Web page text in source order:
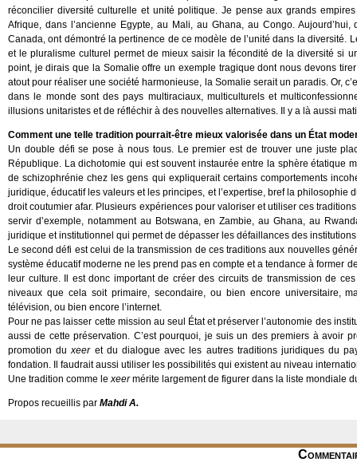
réconcilier diversité culturelle et unité politique. Je pense aux grands
Afrique, dans l’ancienne Egypte, au Mali, au Ghana, au Congo.
Canada, ont démontré la pertinence de ce modèle de l’unité dans la diversité.
et le pluralisme culturel permet de mieux saisir la fécondité de la diversité si
point, je dirais que la Somalie offre un exemple tragique dont nous devons
atout pour réaliser une société harmonieuse, la Somalie serait un paradis. Or,
dans le monde sont des pays multiraciaux, multiculturels et
illusions unitaristes et de réfléchir à des nouvelles alternatives. Il y a là aussi
Comment une telle tradition pourrait-être mieux valorisée dans un État
Un double défi se pose à nous tous. Le premier est de trouver une juste
République. La dichotomie qui est souvent instaurée entre la sphère étatique
de schizophrénie chez les gens qui expliquerait certains comportements
juridique, éducatif les valeurs et les principes, et l’expertise, bref la
droit coutumier afar. Plusieurs expériences pour valoriser et utiliser ces
servir d’exemple, notamment au Botswana, en Zambie, au Ghana, au
juridique et institutionnel qui permet de dépasser les défaillances des
Le second défi est celui de la transmission de ces traditions aux nouvelles
système éducatif moderne ne les prend pas en compte et a tendance à former
leur culture. Il est donc important de créer des circuits de transmission de
niveaux que cela soit primaire, secondaire, ou bien encore universitaire,
télévision, ou bien encore l’internet.
Pour ne pas laisser cette mission au seul État et préserver l’autonomie des
aussi de cette préservation. C’est pourquoi, je suis un des premiers à avoir
promotion duxeeret du dialogue avec les autres traditions juridiques du
fondation. Il faudrait aussi utiliser les possibilités qui existent au niveau
Une tradition comme lexeermérite largement de figurer dans la liste mondiale
Propos recueillis par Mahdi A.